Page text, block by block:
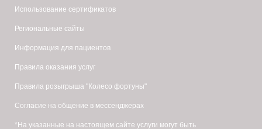
Использование сертификатов
Региональные сайты
Информация для пациентов
Правила оказания услуг
Правила розыгрыша "Колесо фортуны"
Согласие на общение в мессенджерах
*На указанные на настоящем сайте услуги могут быть